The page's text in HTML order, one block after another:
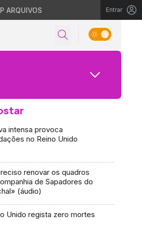
ARQUIVOS Entrar
intensa provoca
no Reino Unido
renovar os quadros
de Sapadores do
(áudio)
Unido regista zero mortes